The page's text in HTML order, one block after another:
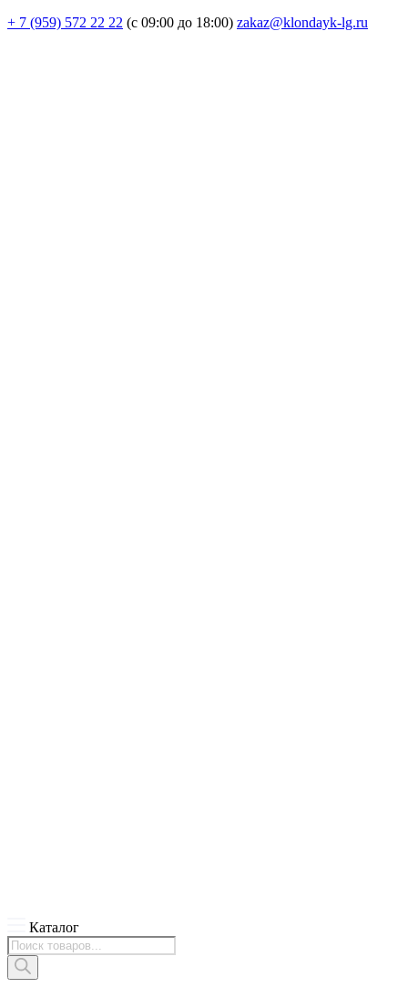
+ 7 (959) 572 22 22 (с 09:00 до 18:00) zakaz@klondayk-lg.ru
Каталог
Поиск
товаров